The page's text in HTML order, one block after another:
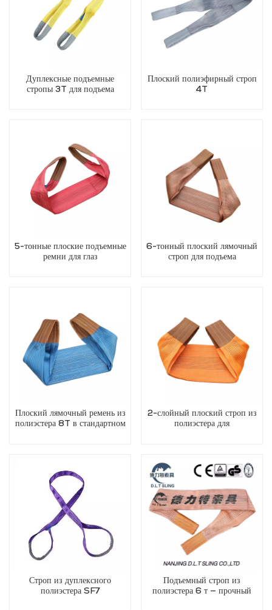
Дуплексные подъемные
стропы 3T для подъема
Плоский полиэфирный строп
4T
5-тонные плоские подъемные
ремни для глаз
6-тонный плоский лямочный
строп для подъема
Плоский лямочный ремень из
полиэстера 8T в стандартном
2-слойный плоский строп из
полиэстера для
Строп из дуплексного
полиэстера SF7
Подъемный строп из
полиэстера 6 т — прочный